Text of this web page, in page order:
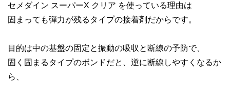
セメダイン スーパーX クリア を使っている理由は
固まっても弾力が残るタイプの接着剤だからです。
目的は中の基盤の固定と振動の吸収と断線の予防で、
固く固まるタイプのボンドだと、逆に断線しやすくなるか
ら、